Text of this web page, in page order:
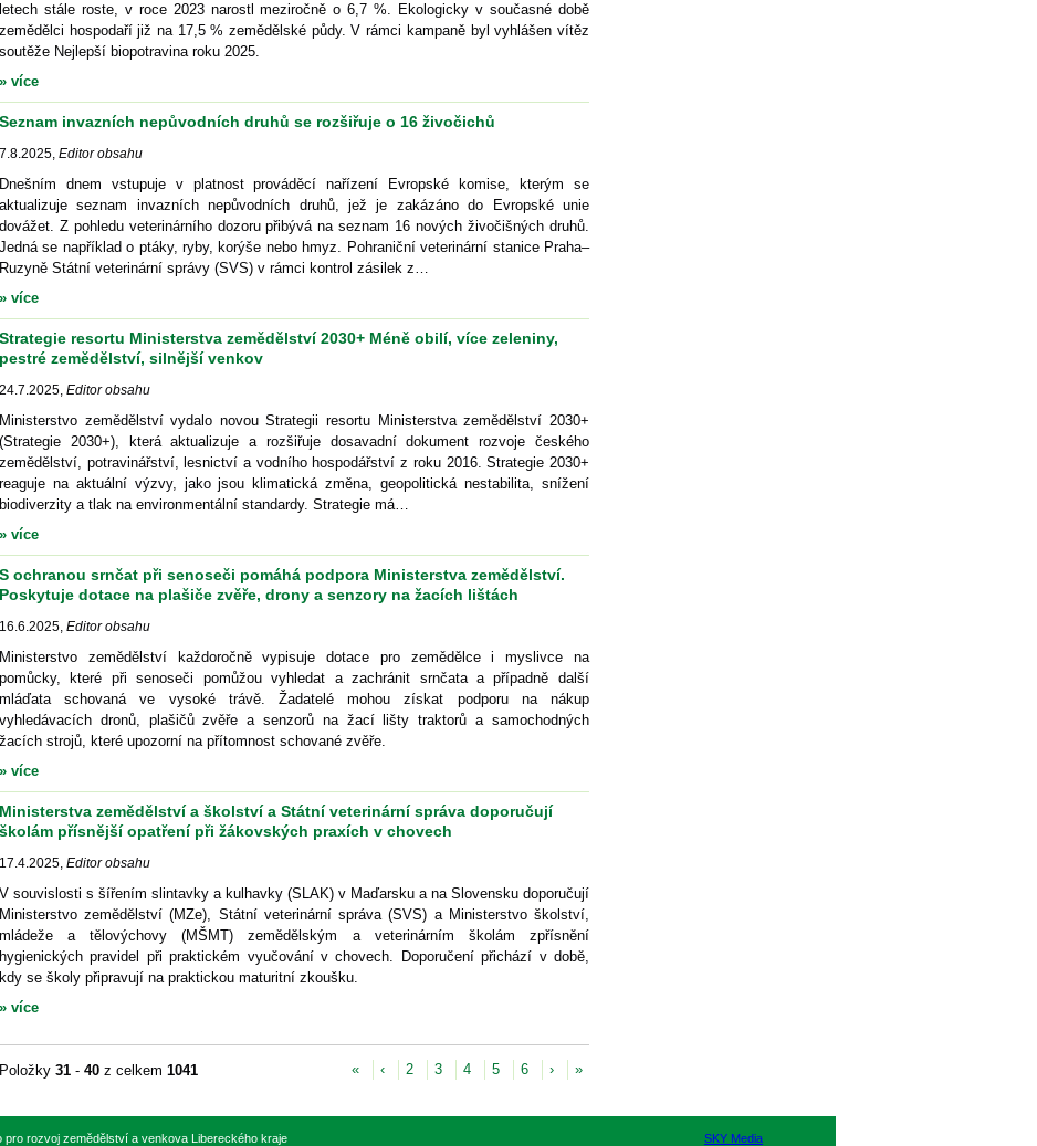
letech stále roste, v roce 2023 narostl meziročně o 6,7 %. Ekologicky v současné době
zemědělci hospodaří již na 17,5 % zemědělské půdy. V rámci kampaně byl vyhlášen vítěz
soutěže Nejlepší biopotravina roku 2025.
» více
Seznam invazních nepůvodních druhů se rozšiřuje o 16 živočichů
7.8.2025, Editor obsahu
Dnešním dnem vstupuje v platnost prováděcí nařízení Evropské komise, kterým se
aktualizuje seznam invazních nepůvodních druhů, jež je zakázáno do Evropské unie
dovážet. Z pohledu veterinárního dozoru přibývá na seznam 16 nových živočišných druhů.
Jedná se například o ptáky, ryby, korýše nebo hmyz. Pohraniční veterinární stanice Praha–
Ruzyně Státní veterinární správy (SVS) v rámci kontrol zásilek z…
» více
Strategie resortu Ministerstva zemědělství 2030+ Méně obilí, více zeleniny,
pestré zemědělství, silnější venkov
24.7.2025, Editor obsahu
Ministerstvo zemědělství vydalo novou Strategii resortu Ministerstva zemědělství 2030+
(Strategie 2030+), která aktualizuje a rozšiřuje dosavadní dokument rozvoje českého
zemědělství, potravinářství, lesnictví a vodního hospodářství z roku 2016. Strategie 2030+
reaguje na aktuální výzvy, jako jsou klimatická změna, geopolitická nestabilita, snížení
biodiverzity a tlak na environmentální standardy. Strategie má…
» více
S ochranou srnčat při senoseči pomáhá podpora Ministerstva zemědělství.
Poskytuje dotace na plašiče zvěře, drony a senzory na žacích lištách
16.6.2025, Editor obsahu
Ministerstvo zemědělství každoročně vypisuje dotace pro zemědělce i myslivce na
pomůcky, které při senoseči pomůžou vyhledat a zachránit srnčata a případně další
mláďata schovaná ve vysoké trávě. Žadatelé mohou získat podporu na nákup
vyhledávacích dronů, plašičů zvěře a senzorů na žací lišty traktorů a samochodných
žacích strojů, které upozorní na přítomnost schované zvěře.
» více
Ministerstva zemědělství a školství a Státní veterinární správa doporučují
školám přísnější opatření při žákovských praxích v chovech
17.4.2025, Editor obsahu
V souvislosti s šířením slintavky a kulhavky (SLAK) v Maďarsku a na Slovensku doporučují
Ministerstvo zemědělství (MZe), Státní veterinární správa (SVS) a Ministerstvo školství,
mládeže a tělovýchovy (MŠMT) zemědělským a veterinárním školám zpřísnění
hygienických pravidel při praktickém vyučování v chovech. Doporučení přichází v době,
kdy se školy připravují na praktickou maturitní zkoušku.
» více
Položky 31- 40z celkem 1041 « ‹ 2 3 4 5 6 › »
rozvoj zemědělství a venkova Libereckého kraje
SKY Media